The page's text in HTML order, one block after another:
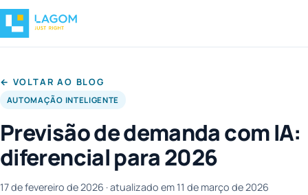
← VOLTAR AO BLOG
AUTOMAÇÃO INTELIGENTE
Previsão de demanda com IA:
diferencial para 2026
17 de fevereiro de 2026 · atualizado em 11 de março de 2026